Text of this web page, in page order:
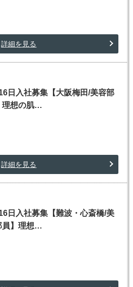
詳細を見る
日入社募集【大阪梅田/美容部
理想の肌…
詳細を見る
日入社募集【難波・心斎橋/美
員】理想…